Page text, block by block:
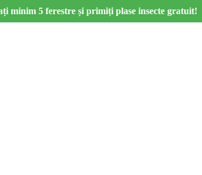
minim 5 ferestre și primiți plase insecte gratuit!